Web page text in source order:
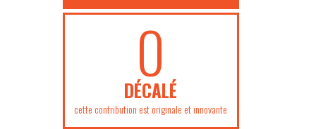
0
DÉCALÉ
cette contribution est originale et innovante